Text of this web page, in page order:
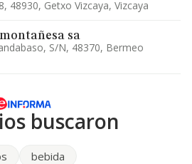
48930, Getxo Vizcaya, Vizcaya
sa
S/n, 48370, Bermeo
buscaron
bebida